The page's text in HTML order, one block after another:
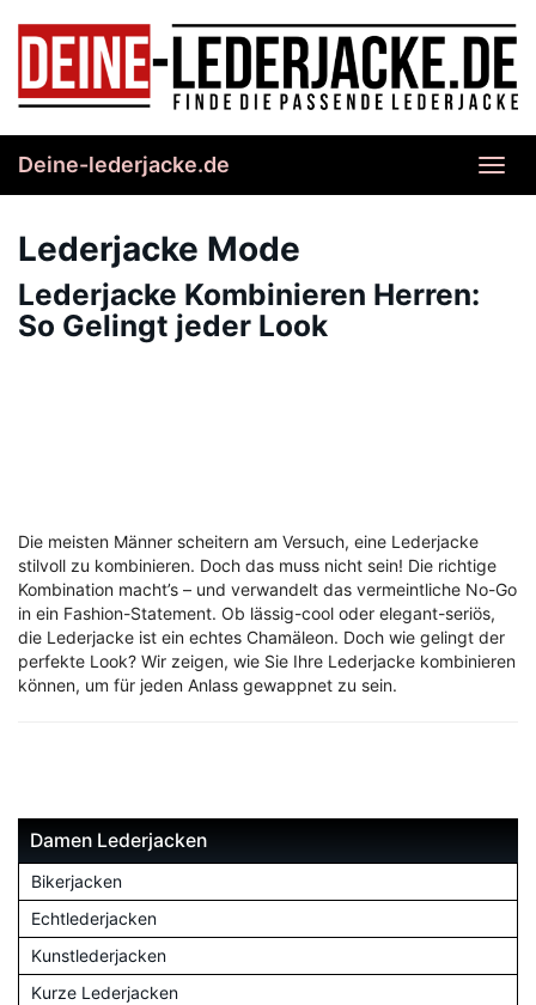
content
Deine-lederjacke.de
Lederjacke Mode
Lederjacke Kombinieren Herren:
So Gelingt jeder Look
Die meisten Männer scheitern am Versuch, eine Lederjacke
stilvoll zu kombinieren. Doch das muss nicht sein! Die richtige
Kombination macht’s – und verwandelt das vermeintliche No-Go
in ein Fashion-Statement. Ob lässig-cool oder elegant-seriös,
die Lederjacke ist ein echtes Chamäleon. Doch wie gelingt der
perfekte Look? Wir zeigen, wie Sie Ihre Lederjacke kombinieren
können, um für jeden Anlass gewappnet zu sein.
Damen Lederjacken
Bikerjacken
Echtlederjacken
Kunstlederjacken
Kurze Lederjacken